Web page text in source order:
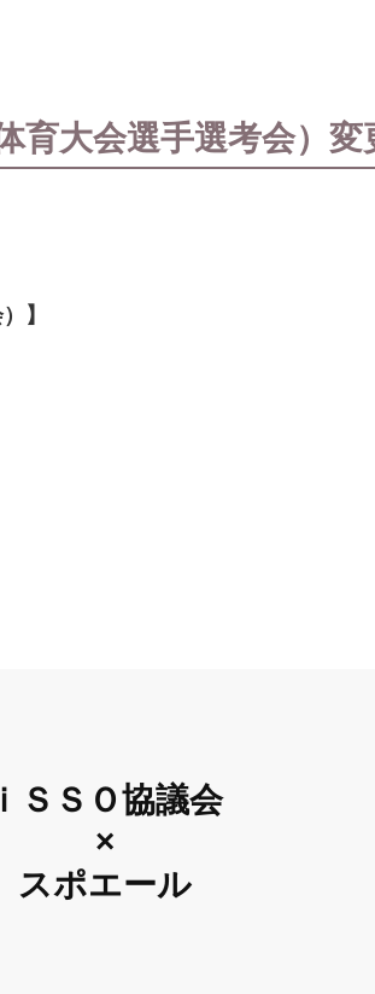
育大会選手選考会）変
】
ｉＳＳＯ協議会
×
スポエール